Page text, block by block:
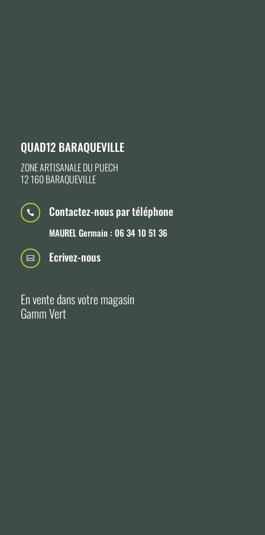
QUAD12 BARAQUEVILLE
ZONE ARTISANALE DU PUECH
12 160 BARAQUEVILLE
 Contactez-nous par téléphone
MAUREL Germain : 06 34 10 51 36
 Ecrivez-nous
En vente dans votre magasin
Gamm Vert